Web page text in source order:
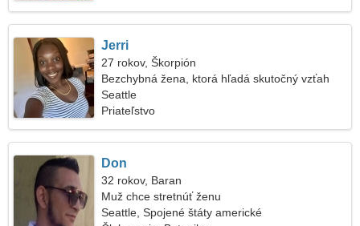
Jerri
27 rokov, Škorpión
Bezchybná žena, ktorá hľadá skutočný vzťah
Seattle
Priateľstvo
Don
32 rokov, Baran
Muž chce stretnúť ženu
Seattle, Spojené štáty americké